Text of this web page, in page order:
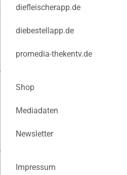
diefleischerapp.de
diebestellapp.de
promedia-thekentv.de
Shop
Mediadaten
Newsletter
Impressum